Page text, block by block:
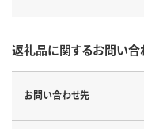
返礼品に関するお問い合
お問い合わせ先